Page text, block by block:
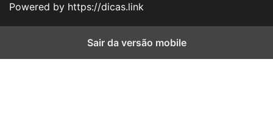
Powered by https://dicas.link
Sair da versão mobile